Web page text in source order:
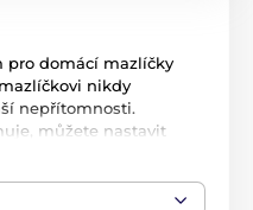
pro domácí mazlíčky
nikdy
nepřítomnosti.
můžete nastavit
porcí na jídlo. Váš